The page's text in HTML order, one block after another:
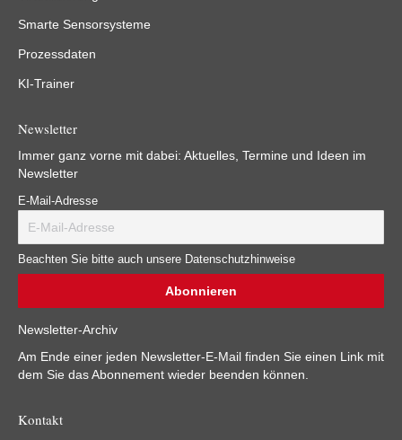
Smarte Sensorsysteme
Prozessdaten
KI-Trainer
Newsletter
Immer ganz vorne mit dabei: Aktuelles, Termine und Ideen im
Newsletter
E-Mail-Adresse
Beachten Sie bitte auch unsere Datenschutzhinweise
Newsletter-Archiv
Am Ende einer jeden Newsletter-E-Mail finden Sie einen Link mit
dem Sie das Abonnement wieder beenden können.
Kontakt